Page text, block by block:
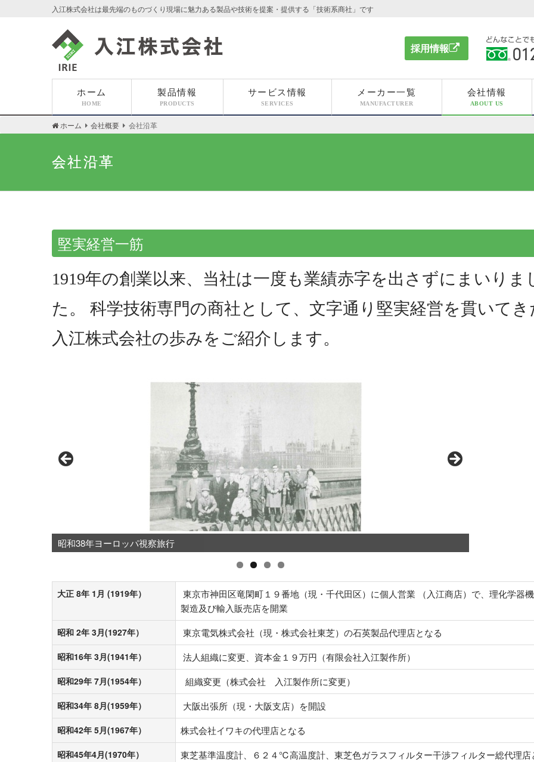
入江株式会社は最先端のものづくり現場に魅力ある製品や技術を提案・提供する「技術系商社」です
入江株式会社
採用情報
ください
ホーム
HOME
製品情報
PRODUCTS
サービス情報
SERVICES
メーカー一覧
MANUFACTURER
会社情報
ABOUT US
ホーム 会社概要 会社沿革
会社沿革
堅実経営一筋
1919年の創業以来、当社は一度も業績赤字を出さずにまいりま
た。 科学技術専門の商社として、文字通り堅実経営を貫いてき
入江株式会社の歩みをご紹介します。
昭和38年ヨーロッパ視察旅行
大正 8年 1月 (1919年）
東京市神田区竜閑町１９番地（現・千代田区）に個人営業 （入江商店）で、理化学器機
製造及び輸入販売店を開業
昭和 2年 3月(1927年） 東京電気株式会社（現・株式会社東芝）の石英製品代理店となる
昭和16年 3月(1941年） 法人組織に変更、資本金１９万円（有限会社入江製作所）
昭和29年 7月(1954年） 組織変更（株式会社 入江製作所に変更）
昭和34年 8月(1959年） 大阪出張所（現・大阪支店）を開設
昭和42年 5月(1967年） 株式会社イワキの代理店となる
昭和45年4月(1970年）
東芝基準温度計、６２４℃高温度計、東芝色ガラスフィルター干渉フィルター総代理店